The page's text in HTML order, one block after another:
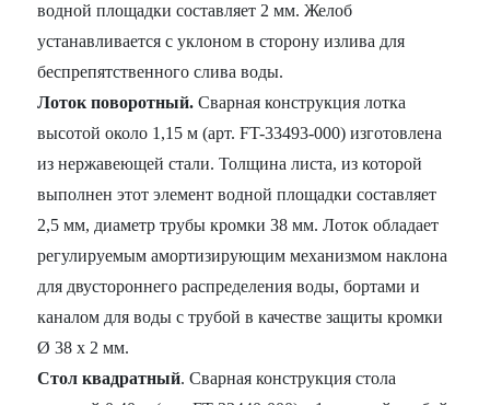
водной площадки составляет 2 мм. Желоб
устанавливается с уклоном в сторону излива для
беспрепятственного слива воды.
Лоток поворотный.Сварная конструкция лотка
высотой около 1,15 м (арт. FT-33493-000) изготовлена
из нержавеющей стали. Толщина листа, из которой
выполнен этот элемент водной площадки составляет
2,5 мм, диаметр трубы кромки 38 мм. Лоток обладает
регулируемым амортизирующим механизмом наклона
для двустороннего распределения воды, бортами и
каналом для воды с трубой в качестве защиты кромки
Ø 38 x 2 мм.
Стол квадратный. Сварная конструкция стола